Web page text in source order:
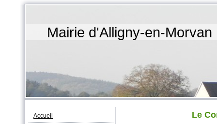
Mairie d'Alligny-en-Morvan
Accueil
Le